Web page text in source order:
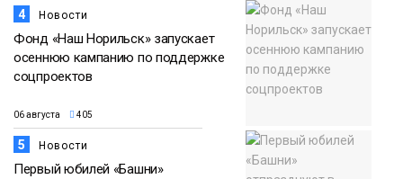
4 Новости
Фонд «Наш Норильск» запускает
осеннюю кампанию по поддержке
соцпроектов
06 августа 405
5 Новости
Первый юбилей «Башни»